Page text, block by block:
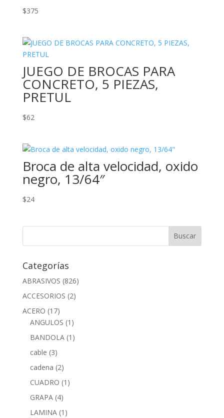
$375
JUEGO DE BROCAS PARA
CONCRETO, 5 PIEZAS,
PRETUL
$62
Broca de alta velocidad, oxido
negro, 13/64″
$24
Categorías
ABRASIVOS (826)
ACCESORIOS (2)
ACERO (17)
ANGULOS (1)
BANDOLA (1)
cable (3)
cadena (2)
CUADRO (1)
GRAPA (4)
LAMINA (1)